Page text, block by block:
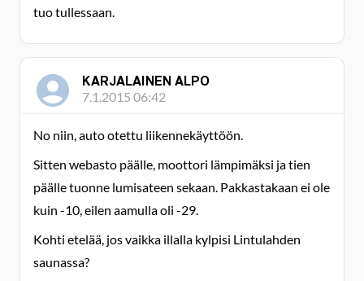
tuo tullessaan.
KARJALAINEN ALPO
7.1.2015 06:42
No niin, auto otettu liikennekäyttöön.
Sitten webasto päälle, moottori lämpimäksi ja tien
päälle tuonne lumisateen sekaan. Pakkastakaan ei ole
kuin -10, eilen aamulla oli -29.
Kohti etelää, jos vaikka illalla kylpisi Lintulahden
saunassa?